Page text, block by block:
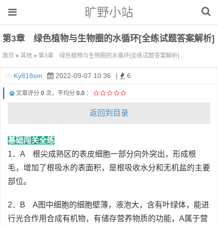
旷野小站
第3章 绿色植物与生物圈的水循环[全练试题答案解析]
首页 » 其他 » 第3章 绿色植物与生物圈的水循环[全练试题答案解析]
Ky818sm 2022-09-07 10:36 | 6
文章评分 0 次，平均分 0.0 ：
返回到目录
基础闯关全练
1．A 根尖成熟区的表皮细胞一部分向外突出，形成根
毛，增加了根吸水的表面积，是根吸收水分和无机盐的主要
部位。
2．B A图中细胞的细胞壁薄，液泡大，含有叶绿体，能进
行光合作用合成有机物，有储存营养物质的功能，A属于营